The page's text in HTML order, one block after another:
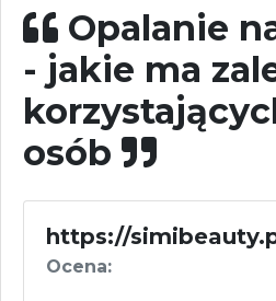
Opalanie
- jakie ma
osób
https://
Ocena: